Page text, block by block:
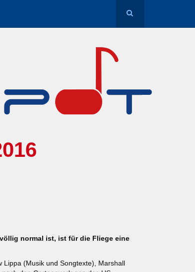
normal ist, ist für die Fliege eine
Lippa (Musik und Songtexte), Marshall